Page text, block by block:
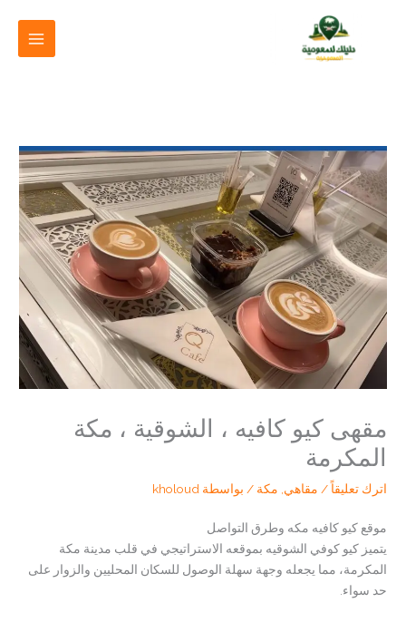
مقهى كيو كافيه ، الشوقية ، مكة
المكرمة
اترك تعليقاً / مقاهي مكة / بواسطة kholoud
موقع كيو كافيه مكه وطرق التواصل
يتميز كيو كوفي الشوقيه بموقعه الاستراتيجي في قلب مدينة مكة
المكرمة، مما يجعله وجهة سهلة الوصول للسكان المحليين والزوار على
حد سواء.